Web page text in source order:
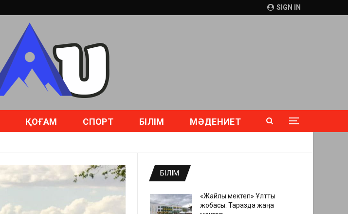
SIGN IN
ҚОҒАМ СПОРТ БІЛІМ МӘДЕНИЕТ
БІЛІМ
«Жайлы мектеп» Ұлттық
жобасы: Таразда жаңа